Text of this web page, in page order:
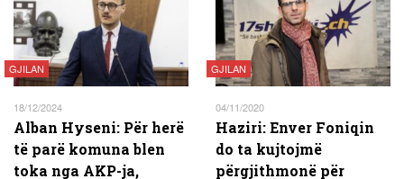
GJILAN
18/12/2024
Alban Hyseni: Për herë
të parë komuna blen
toka nga AKP-ja,
GJILAN
04/11/2020
Haziri: Enver Foniqin
do ta kujtojmë
përgjithmonë për